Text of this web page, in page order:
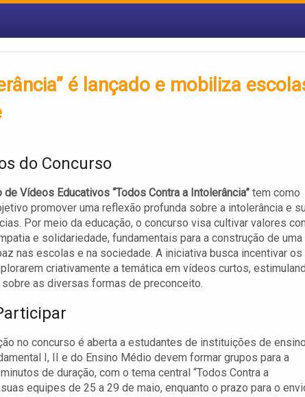
é lançado e mobiliza
do Concurso
de Vídeos Educativos “Todos Contra a Intolerância” tem como
promover uma reflexão profunda sobre a intolerância e
Por meio da educação, o concurso visa cultivar valores
e solidariedade, fundamentais para a construção de uma
nas escolas e na sociedade. A iniciativa busca incentivar os
criativamente a temática em vídeos curtos,
as diversas formas de preconceito.
no concurso é aberta a estudantes de instituições de
I, II e do Ensino Médio devem formar grupos para a
de duração, com o tema central “Todos Contra a
equipes de 25 a 29 de maio, enquanto o prazo para o